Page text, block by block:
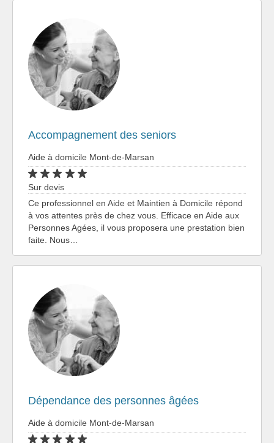
Accompagnement des seniors
Aide à domicile Mont-de-Marsan
Sur devis
Ce professionnel en Aide et Maintien à Domicile répond
à vos attentes près de chez vous. Efficace en Aide aux
Personnes Agées, il vous proposera une prestation bien
faite. Nous…
Dépendance des personnes âgées
Aide à domicile Mont-de-Marsan